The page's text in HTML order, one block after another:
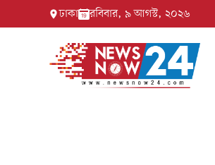
ঢাকা রবিবার, ৯ আগস্ট, ২০২৬